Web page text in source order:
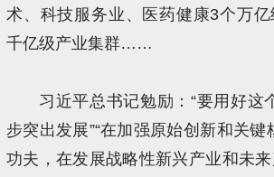
术、科技服务业、医药健康3个万
千亿级产业集群……
习近平总书记勉励：“要用好这
步突出发展”“在加强原始创新和关
功夫，在发展战略性新兴产业和未来